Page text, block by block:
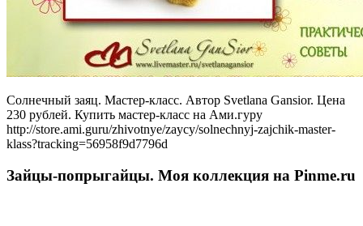
Солнечный заяц. Мастер-класс. Автор Svetlana Gansior. Цена
230 рублей. Купить мастер-класс на Ами.гуру
http://store.ami.guru/zhivotnye/zaycy/solnechnyj-zajchik-master-
klass?tracking=56958f9d7796d
Зайцы-попрыгайцы. Моя коллекция на Pinme.ru